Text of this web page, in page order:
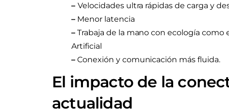
– Velocidades ultra rápidas de carga y
–Menor latencia
–Trabaja de la mano con ecología como
Artificial
–Conexión y comunicación más fluida.
El impacto de la
actualidad